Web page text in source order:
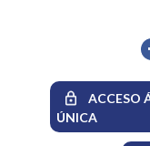
ACCESO
ÚNICA